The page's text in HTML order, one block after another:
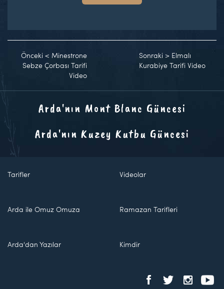
Önceki < Minestrone
Sebze Çorbası Tarifi
Video
Sonraki > Elmalı
Kurabiye Tarifi Video
Arda'nın Mont Blanc Güncesi
Arda'nın Kuzey Kutbu Güncesi
Tarifler Videolar
Arda ile Omuz Omuza Ramazan Tarifleri
Arda'dan Yazılar Kimdir